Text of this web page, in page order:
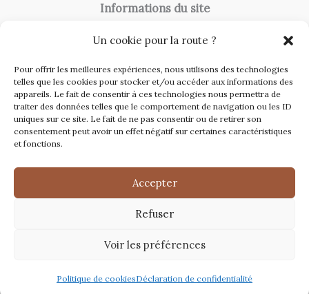
Un cookie pour la route ?
Pour offrir les meilleures expériences, nous utilisons des technologies
telles que les cookies pour stocker et/ou accéder aux informations des
appareils. Le fait de consentir à ces technologies nous permettra de
traiter des données telles que le comportement de navigation ou les ID
uniques sur ce site. Le fait de ne pas consentir ou de retirer son
consentement peut avoir un effet négatif sur certaines caractéristiques
et fonctions.
Accepter
Refuser
Voir les préférences
Politique de cookiesDéclaration de confidentialité
Informations du site
Contact
Catégories du site
Travaux et rénovation
Toiture
Décoration
Copyright © 2026 Renovations Maison